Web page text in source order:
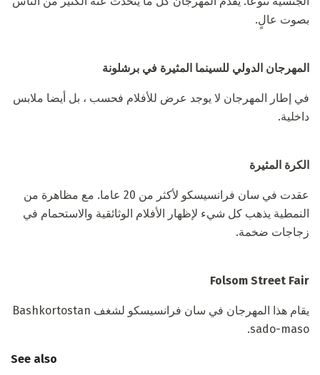
بصوت عالٍ.
المهرجان الدولي للسينما المثيرة في برشلونة
في إطار المهرجان لا يوجد عرض للأفلام فحسب ، بل أيضا ملابس
داخلية.
الكرة المثيرة
عقدت في سان فرانسيسكو لأكثر من 20 عاما. مع مظاهرة من
النمطية يذهب كل شيء لإظهار الأفلام الوثائقية والاستحمام في
زجاجات ضخمة.
Folsom Street Fair
يقام هذا المهرجان في سان فرانسيسكو لشغف Bashkortostan
sado-maso.
See also